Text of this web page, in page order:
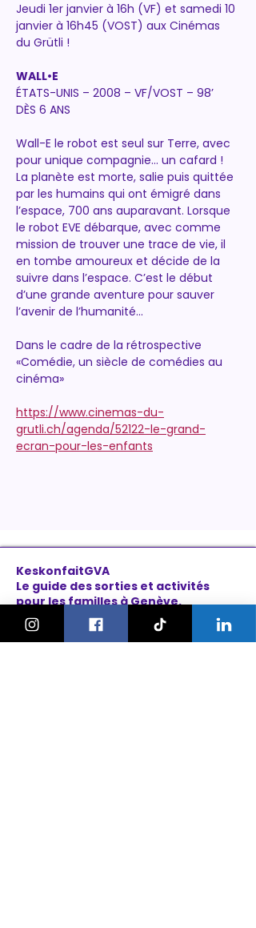
Jeudi 1er janvier à 16h (VF) et samedi 10
janvier à 16h45 (VOST) aux Cinémas
du Grütli !
WALL•E
ÉTATS-UNIS – 2008 – VF/VOST – 98’
DÈS 6 ANS
Wall-E le robot est seul sur Terre, avec
pour unique compagnie... un cafard !
La planète est morte, salie puis quittée
par les humains qui ont émigré dans
l’espace, 700 ans auparavant. Lorsque
le robot EVE débarque, avec comme
mission de trouver une trace de vie, il
en tombe amoureux et décide de la
suivre dans l’espace. C’est le début
d’une grande aventure pour sauver
l’avenir de l’humanité...
Dans le cadre de la rétrospective
«Comédie, un siècle de comédies au
cinéma»
https://www.cinemas-du-
grutli.ch/agenda/52122-le-grand-
ecran-pour-les-enfants
KeskonfaitGVA
Le guide des sorties et activités
pour les familles à Genève.
On bouge les familles ou bien ?!